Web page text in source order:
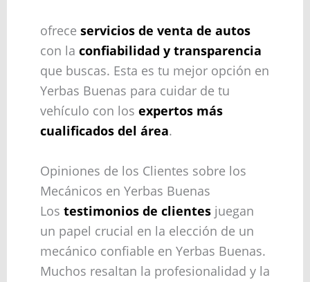
ofrece servicios de venta de autos
con la confiabilidad y transparencia
que buscas. Esta es tu mejor opción en
Yerbas Buenas para cuidar de tu
vehículo con los expertos más
cualificados del área.
Opiniones de los Clientes sobre los
Mecánicos en Yerbas Buenas
Los testimonios de clientesjuegan
un papel crucial en la elección de un
mecánico confiable en Yerbas Buenas.
Muchos resaltan la profesionalidad y la